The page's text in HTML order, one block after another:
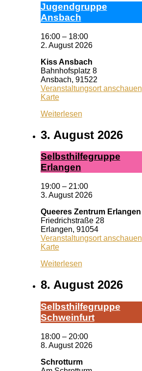
Ju­gend­grup­pe
Ans­bach
16:00 – 18:00
2. August 2026
Kiss Ansbach
Bahnhofsplatz 8
Ansbach, 91522
Veranstaltungsort anschauen
KarteKiss
Weiterlesen
3. August 2026
Selbst­hil­fe­grup­pe
Er­lan­gen
19:00 – 21:00
3. August 2026
Queeres Zentrum Erlangen
Friedrichstraße 28
Erlangen, 91054
Veranstaltungsort anschauen
KarteQueeres
Erlangen
Weiterlesen
8. August 2026
Selbst­hil­fe­grup­pe
Schwein­furt
18:00 – 20:00
8. August 2026
Schrotturm